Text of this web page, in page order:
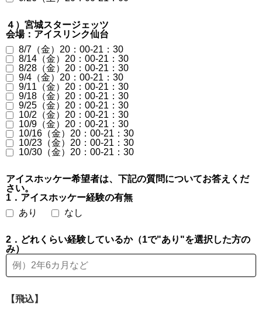
４）宮城スタージェッツ
会場：アイスリンク仙台
8/7（金）20：00-21：30
8/14（金）20：00-21：30
8/28（金）20：00-21：30
9/4（金）20：00-21：30
9/11（金）20：00-21：30
9/18（金）20：00-21：30
9/25（金）20：00-21：30
10/2（金）20：00-21：30
10/9（金）20：00-21：30
10/16（金）20：00-21：30
10/23（金）20：00-21：30
10/30（金）20：00-21：30
アイスホッケー希望者は、下記の質問についてお答えくだ
さい。
1．アイスホッケー経験の有無
あり
なし
2．どれくらい経験しているか（1で"あり"を選択した方の
み）
【飛込】